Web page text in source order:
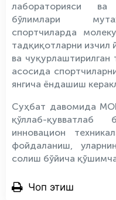
лабораторияси ва
бўлимлари
спортчиларда
тадқиқотларни изчил
ва
асосида
янгича ёндашиш
Суҳбат давомида
қўллаб-
инновацион
фойдаланиш,
солиш бўйича
Чоп этиш